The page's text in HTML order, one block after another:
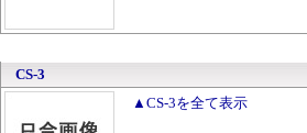
CS-3
▲CS-3を全て表示